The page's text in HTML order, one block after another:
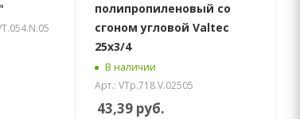
полипропиленовый со
сгоном угловой Valtec
25х3/4
В наличии
Арт.: VTp.718.V.02505
43,39 руб.